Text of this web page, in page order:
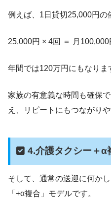
例えば、1日貸切25,000円の
25,000円 × 4回 ＝ 月100,000
年間では120万円にもなりま
家族の有意義な時間も確保
え、リピートにもつながりや
4.介護タクシー＋α
そして、通常の送迎に何か
「+α複合」モデルです。